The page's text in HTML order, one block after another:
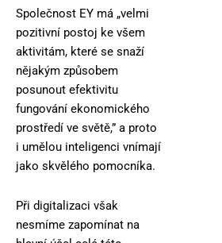
Společnost EY má „velmi
pozitivní postoj ke všem
aktivitám, které se snaží
nějakým způsobem
posunout efektivitu
fungování ekonomického
prostředí ve světě,” a proto
i umělou inteligenci vnímají
jako skvělého pomocníka.
Při digitalizaci však
nesmíme zapomínat na